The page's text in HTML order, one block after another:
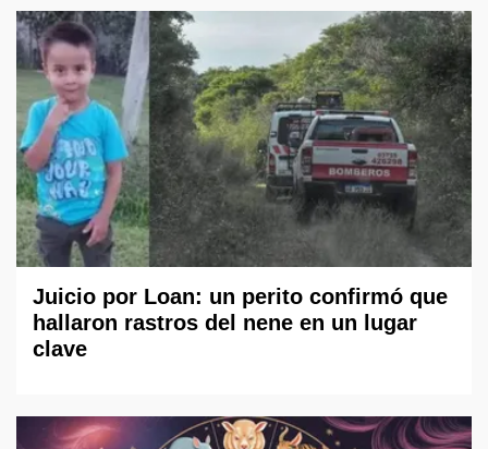
Juicio por Loan: un perito confirmó que
hallaron rastros del nene en un lugar
clave